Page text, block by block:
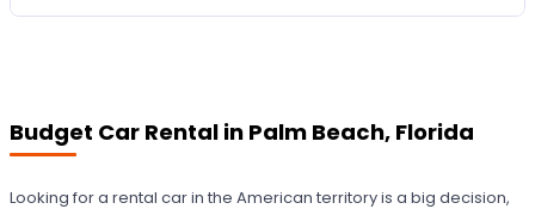
Budget Car Rental in Palm Beach, Florida
Looking for a rental car in the American territory is a big decision,